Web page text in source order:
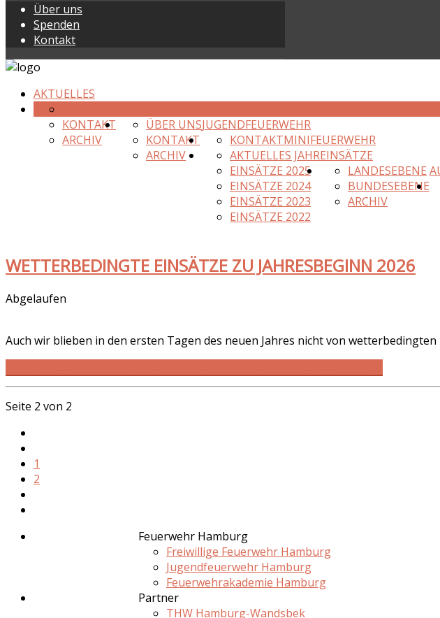
Über uns
Spenden
Kontakt
AKTUELLES
KONTAKT
ARCHIV
JUGENDFEUERWEHR
ÜBER UNS
KONTAKT
ARCHIV
MINIFEUERWEHR
KONTAKT
EINSÄTZE
AKTUELLES JAHR
EINSÄTZE 2025
EINSÄTZE 2024
EINSÄTZE 2023
EINSÄTZE 2022
LANDESEBENE
BUNDESEBENE
ARCHIV
WETTERBEDINGTE EINSÄTZE ZU JAHRESBEGINN 2026
Abgelaufen
Auch wir blieben in den ersten Tagen des neuen Jahres nicht von
Seite 2 von 2
1
2
Feuerwehr Hamburg
Freiwillige Feuerwehr Hamburg
Jugendfeuerwehr Hamburg
Feuerwehrakademie Hamburg
Partner
THW Hamburg-Wandsbek